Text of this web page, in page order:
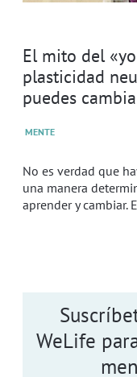
El mito del
plasticidad
puedes
MENTE
No es verdad que
una manera
aprender y cambiar.
WeLife